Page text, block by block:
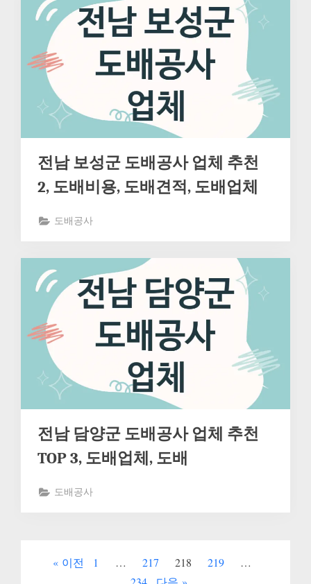
전남 보성군 도배공사 업체 추천
2, 도배비용, 도배견적, 도배업체
도배공사
전남 담양군 도배공사 업체 추천
TOP 3, 도배업체, 도배
도배공사
이전 1 … 217 218 219
…